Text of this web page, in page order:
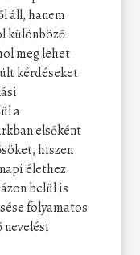
áll, hanem
különböző
meg lehet
kérdéseket.
a
elsőként
hiszen
élethez
belül is
folyamatos